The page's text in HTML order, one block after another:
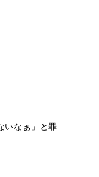
いなぁ」と罪